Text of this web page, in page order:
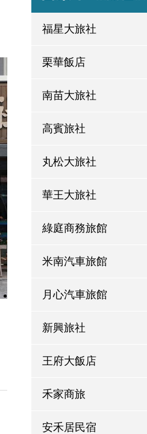
福星大旅社
栗華飯店
南苗大旅社
高賓旅社
丸松大旅社
華王大旅社
綠庭商務旅館
米南汽車旅館
月心汽車旅館
新興旅社
王府大飯店
禾家商旅
安禾居民宿